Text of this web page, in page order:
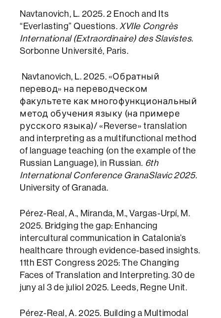
Navtanovich, L. 2025. 2 Enoch and Its
“Everlasting” Questions.XVIIe Congrès
International (Extraordinaire) des Slavistes.
Sorbonne Université, Paris.
Navtanovich, L. 2025. «Обратный
перевод» на переводческом
факультете как многофункциональный
метод обучения языку (на примере
русского языка)/ «Reverse» translation
and interpreting as a multifunctional method
of language teaching (on the example of the
Russian Language), in Russian. 6th
International Conference GranaSlavic 2025.
University of Granada.
Pérez-Real, A., Miranda, M., Vargas-Urpí, M.
2025. Bridging the gap: Enhancing
intercultural communication in Catalonia’s
healthcare through evidence-based insights.
11th EST Congress 2025: The Changing
Faces of Translation and Interpreting. 30 de
juny al 3 de juliol 2025. Leeds, Regne Unit.
Pérez-Real, A. 2025. Building a‌‌ Multimodal